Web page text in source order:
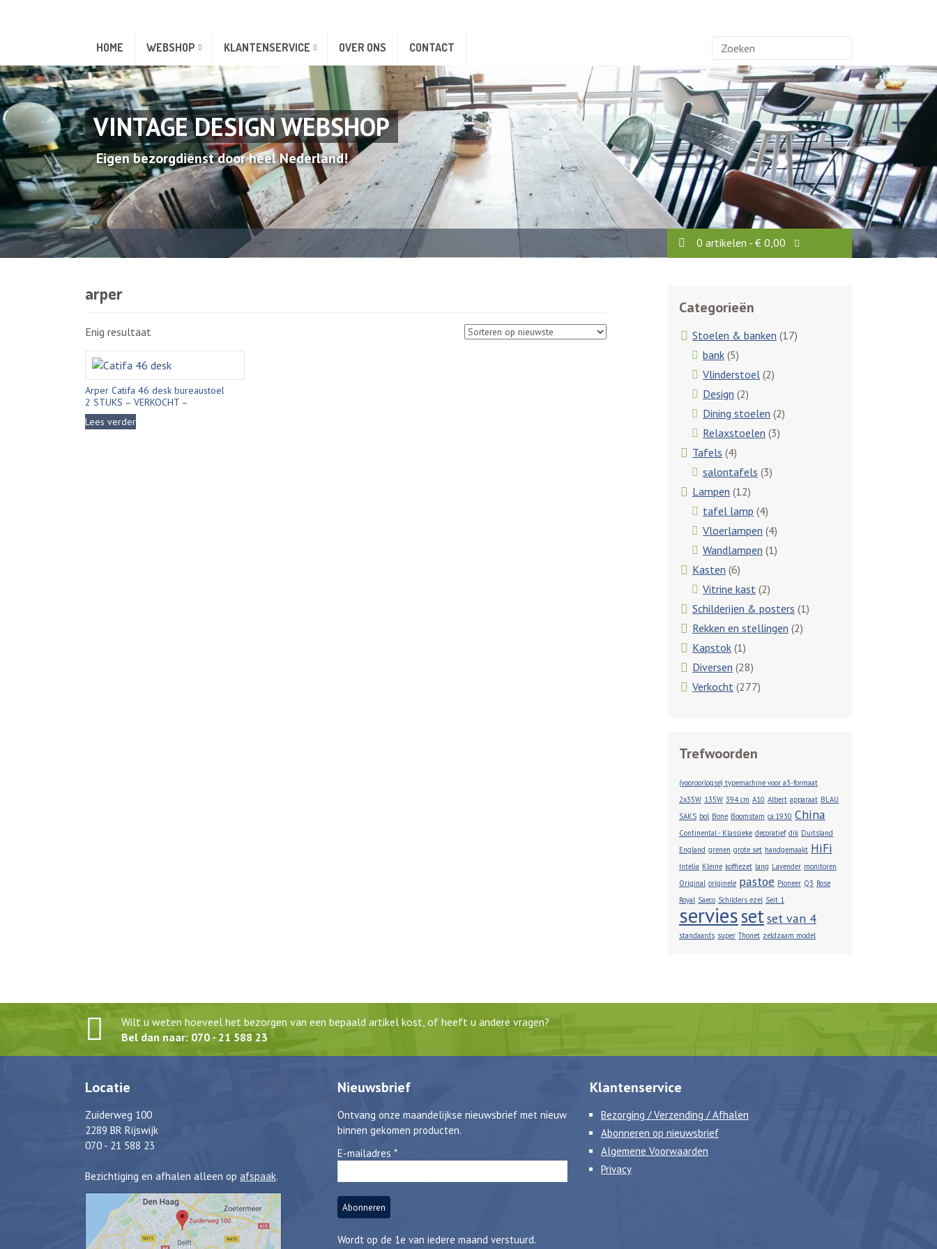
HOME WEBSHOP KLANTENSERVICE OVER ONS CONTACT
Zoek
VINTAGE DESIGN WEBSHOP
Eigen bezorgdienst door heel Nederland!
0 artikelen - € 0,00
arper
Enig resultaat
Arper Catifa 46 desk bureaustoel
2 STUKS – VERKOCHT –
Lees verder
Categorieën
Stoelen & banken (17)
bank (5)
Vlinderstoel (2)
Design (2)
Dining stoelen (2)
Relaxstoelen (3)
Tafels (4)
salontafels (3)
Lampen (12)
tafel lamp (4)
Vloerlampen (4)
Wandlampen (1)
Kasten (6)
Vitrine kast (2)
Schilderijen & posters (1)
Rekken en stellingen (2)
Kapstok (1)
Diversen (28)
Verkocht (277)
Trefwoorden
(vooroorlogse) typemachine voor a3-formaat
2x35W 135W 394 cm A10 Albert apparaat BLAU
SAKS bol Bone Boomstam ca.1930 China
Continental - Klassieke decoratief dik Duitsland
England grenen grote set handgemaakt HiFi
Intelia Kleine koffiezet lang Lavender monitoren
Original originele pastoe Pioneer Q3 Rose
Royal Saeco Schilders ezel Seit 1
serviessetset van 4
standaards super Thonet zeldzaam model
Wilt u weten hoeveel het bezorgen van een bepaald artikel kost, of heeft u andere vragen?
Bel dan naar: 070 - 21 588 23
Locatie
Zuiderweg 100
2289 BR Rijswijk
070 - 21 588 23
Bezichtiging en afhalen alleen op afspaak.
Nieuwsbrief
Ontvang onze maandelijkse nieuwsbrief met nieuw
binnen gekomen producten.
E-mailadres *
Wordt op de 1e van iedere maand verstuurd.
Klantenservice
Bezorging / Verzending / Afhalen
Abonneren op nieuwsbrief
Algemene Voorwaarden
Privacy